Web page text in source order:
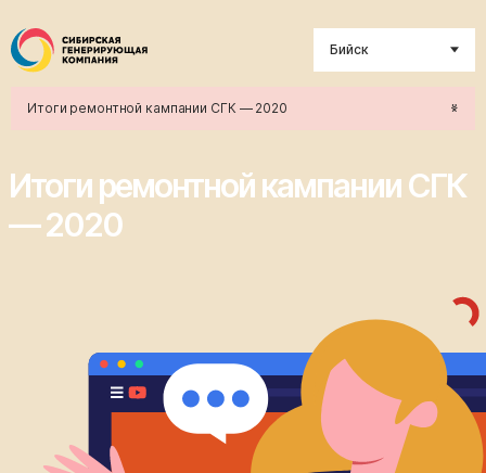
Бийск
Итоги ремонтной кампании СГК — 2020
Итоги ремонтной кампании СГК
— 2020